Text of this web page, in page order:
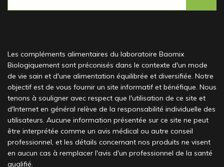
Les compléments alimentaires du laboratoire Baomix
Biologiquement sont préconisés dans le contexte d'un mode
de vie sain et d'une alimentation équilibrée et diversifiée. Notre
objectif est de vous fournir un site informatif et bénéfique. Nous
tenons à souligner avec respect que l'utilisation de ce site et
d'Internet en général relève de la responsabilité individuelle des
utilisateurs. Aucune information présentée sur ce site ne peut
être interprétée comme un avis médical ou autre conseil
professionnel, et les détails concernant nos produits ne visent
en aucun cas à remplacer l'avis d'un professionnel de la santé
qualifié.